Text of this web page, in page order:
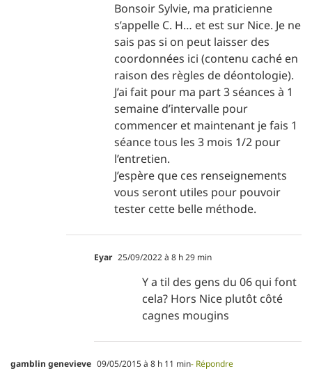
Bonsoir Sylvie, ma praticienne
s’appelle C. H… et est sur Nice. Je ne
sais pas si on peut laisser des
coordonnées ici (contenu caché en
raison des règles de déontologie).
J’ai fait pour ma part 3 séances à 1
semaine d’intervalle pour
commencer et maintenant je fais 1
séance tous les 3 mois 1/2 pour
l’entretien.
J’espère que ces renseignements
vous seront utiles pour pouvoir
tester cette belle méthode.
Eyar 25/09/2022 à 8 h 29 min
Y a til des gens du 06 qui font
cela? Hors Nice plutôt côté
cagnes mougins
gamblin genevieve 09/05/2015 à 8 h 11 min- Répondre